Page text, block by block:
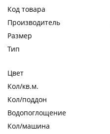
Код товара
Производитель
Размер
Тип
Цвет
Кол/кв.м.
Кол/поддон
Водопоглощение
Кол/машина